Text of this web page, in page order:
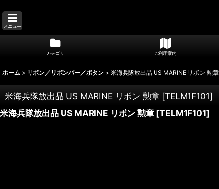
メニュー
カテゴリ ご利用案内
ホーム > リボン／リボンバー／ボタン > 米海兵隊放出品 US MARINE リボン 勲章
米海兵隊放出品 US MARINE リボン 勲章 [TELM1F101]
米海兵隊放出品 US MARINE リボン 勲章 [TELM1F101]